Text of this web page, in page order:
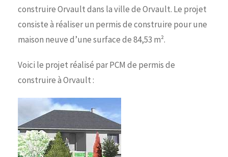
construire Orvault dans la ville de Orvault. Le projet
consiste à réaliser un permis de construire pour une
maison neuve d’une surface de 84,53 m².
Voici le projet réalisé par PCM de permis de
construire à Orvault :